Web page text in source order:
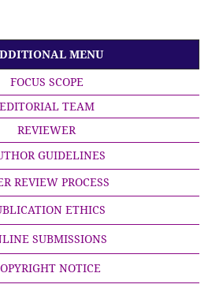
MENU
FOCUS SCOPE
EDITORIAL TEAM
REVIEWER
GUIDELINES
REVIEW PROCESS
ETHICS
SUBMISSIONS
NOTICE